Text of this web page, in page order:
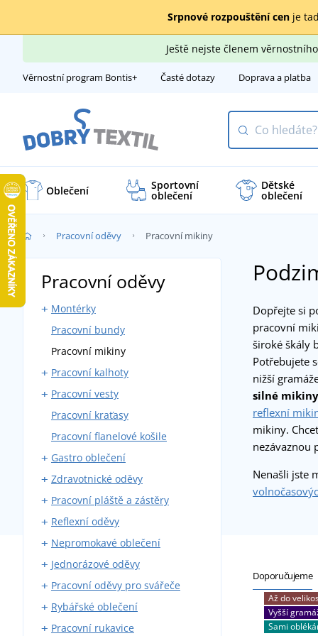
Srpnové rozpouštění cenje
Ještě nejste členem
Věrnostní program Bontis+ Časté dotazy Doprava a platba
Oblečení Sportovní
oblečení
Dětské
oblečení
Pracovní oděvy Pracovní mikiny
Dopřejte si
pracovní
široké škály
Potřebujete
nižší
silné mikiny
reflexní
mikiny.
nezávaznou
Nenašli jste
Pracovní oděvy
Montérky
Montérky s laclem
Montérky do pasu
Blůzy
Montérkové komplety
Pracovní kombinézy
Zateplené montérky
Pracovní bundy
Pracovní mikiny
Pracovní kalhoty
Kalhoty do pasu
Kalhoty s laclem
Pracovní vesty
S kapsami
Zateplené
Pracovní kraťasy
Pracovní flanelové košile
Gastro oblečení
Pracovní kalhoty
Zástěry
Pláště
Košile a haleny
Kuchařské rondony
Kuchařské čepice
Vesty a mikiny
Kravaty
Zdravotnické oděvy
Zdravotnické haleny a košile
Zdravotnické pláště
Zdravotnické kalhoty
Zdravotnické vesty a mikiny
Pracovní pláště a zástěry
Kovářské zástěry
Svářečské zástěry
Reflexní oděvy
Reflexní vesty
Reflexní bundy
Reflexní trička
Reflexní mikiny
Reflexní kalhoty
Nepromokavé oblečení
Pláštěnky
Nepromokavé kombinézy
Nepromokavé blůzy
Nepromokavé kalhoty
Jednorázové oděvy
Jednorázové čepice
Jednorázové kombinézy
Roušky
Pracovní oděvy pro svářeče
Svářečské rukavice
Svářečské blůzy
Rybářské oblečení
Rybářské holínky
Pracovní rukavice
Doporučujeme
Až do
Vyšší
Sami